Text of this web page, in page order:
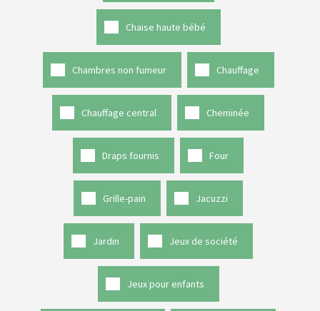
Chaise haute bébé
Chambres non fumeur Chauffage
Chauffage central Cheminée
Draps fournis Four
Grille-pain Jacuzzi
Jardin Jeux de société
Jeux pour enfants